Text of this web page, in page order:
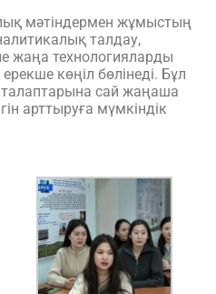
мәтіндермен жұмыстың
талдау,
жаңа технологияларды
ерекше көңіл бөлінеді. Бұл
сай жаңаша
арттыруға мүмкіндік